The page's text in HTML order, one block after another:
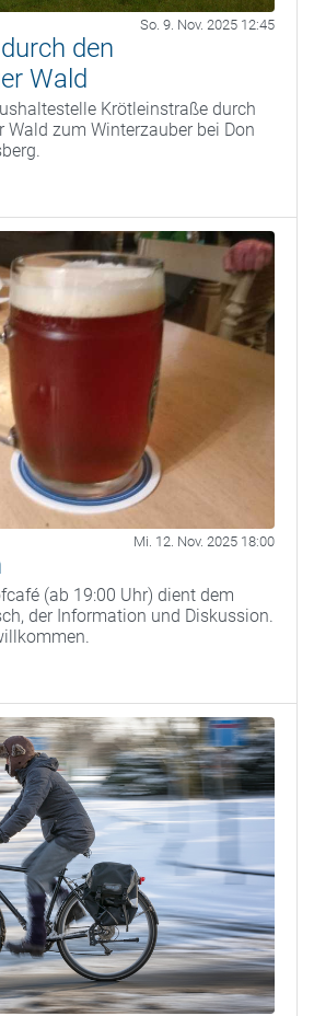
So. 9. Nov. 2025 12:45
den
Wald
Krötleinstraße durch
Wald zum Winterzauber bei Don
Mi. 12. Nov. 2025 18:00
(ab 19:00 Uhr) dient dem
der Information und Diskussion.